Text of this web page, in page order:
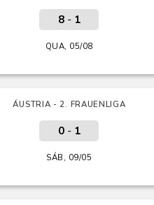
8- 1
QUA, 05/08
ÁUSTRIA - 2. FRAUENLIGA
0- 1
SÁB, 09/05